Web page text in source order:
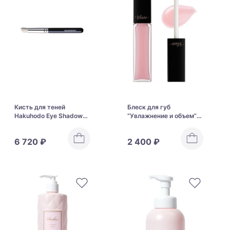
Кисть для теней
Hakuhodo Eye Shadow
6 720 ₽
Блеск для губ
“Увлажнение и объем”
Essence Lip Plumper
2 400 ₽